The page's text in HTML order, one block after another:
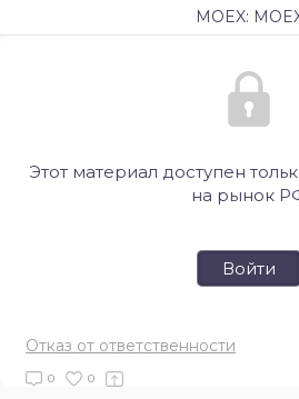
Этот материал доступен
на рынок
Войти
Отказ от ответственности
0 0
MOEX: